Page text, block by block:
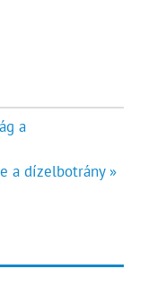
a
a dízelbotrány »